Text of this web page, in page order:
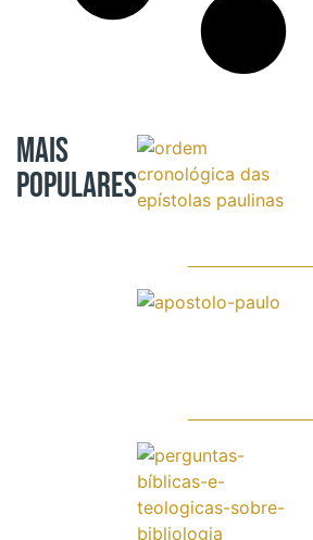
Mais
Populares